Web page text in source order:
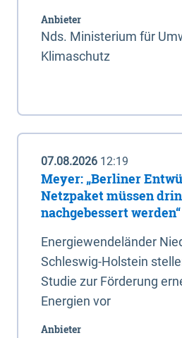
Anbieter
Nds. Ministerium für
Klimaschutz
07.08.2026 12:19
Meyer: „Berliner
Netzpaket müssen
nachgebessert werden“
Energiewendeländer
Schleswig-Holstein
Studie zur Förderung
Energien vor
Anbieter